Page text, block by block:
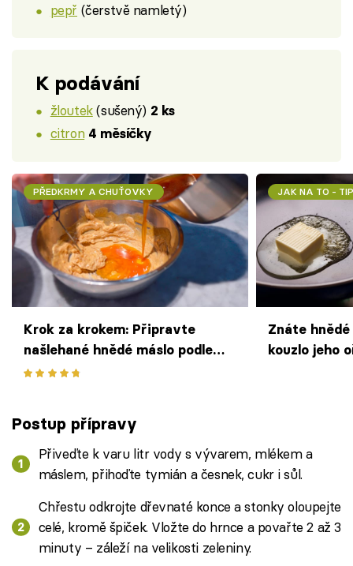
pepř (čerstvě namletý)
K podávání
žloutek(sušený) 2 ks
citron 4 měsíčky
PŘEDKRMY A CHUŤOVKY
Krok za krokem: Připravte
našlehané hnědé máslo podle
Martina Štangla z restaurace
JAK NA TO -
Znáte
kouzlo jeho
Postup přípravy
Přiveďte k varu litr vody s vývarem, mlékem a
máslem, přihoďte tymián a česnek, cukr i sůl.
Chřestu odkrojte dřevnaté konce a stonky oloupejte
celé, kromě špiček. Vložte do hrnce a povařte 2 až 3
minuty – záleží na velikosti zeleniny.